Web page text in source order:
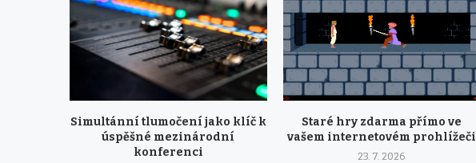
Simultánní tlumočení jako klíč k
úspěšné mezinárodní
konferenci
Staré hry zdarma přímo ve
vašem internetovém prohlížeči
23. 7. 2026